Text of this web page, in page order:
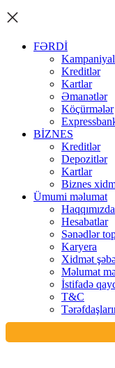
FƏRDİ
Kreditlər
Kartlar
Əmanətlər
Köçürmələr
BİZNES
Kreditlər
Depozitlər
Kartlar
Biznes
Ümumi məlumat
Haqqımızda
Hesabatlar
Sənədlər
Karyera
Xidmət
Məlumat
İstifadə
T&C